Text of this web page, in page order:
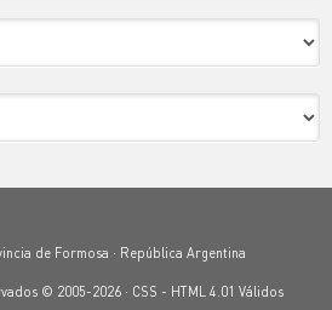
de Formosa · República Argentina
© 2005-2026 · CSS - HTML 4.01 Válidos